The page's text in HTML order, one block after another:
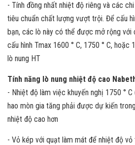
- Tính đồng nhất nhiệt độ riêng và các
tiêu chuẩn chất lượng vượt trội. Để cấu
bạn, các lò này có thể được mở rộng với
cấu hình Tmax 1600 ° C, 1750 ° C, hoặc
lò nung HT
Tính năng lò nung nhiệt độ cao
- Nhiệt độ làm việc khuyến nghị 1750 °
hao mòn gia tăng phải được dự kiến
nhiệt độ cao hơn
- Vỏ kép với quạt làm mát để nhiệt độ vỏ